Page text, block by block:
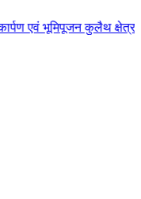
के विकास के लिये की